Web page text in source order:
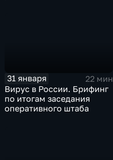
31 января
22 мин
Вирус в России. Брифинг
по итогам заседания
оперативного штаба